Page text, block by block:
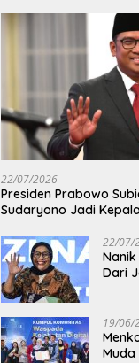
22/07/2026
Presiden Prabowo
Sudaryono Jadi
22/07/
Dari
19/06/